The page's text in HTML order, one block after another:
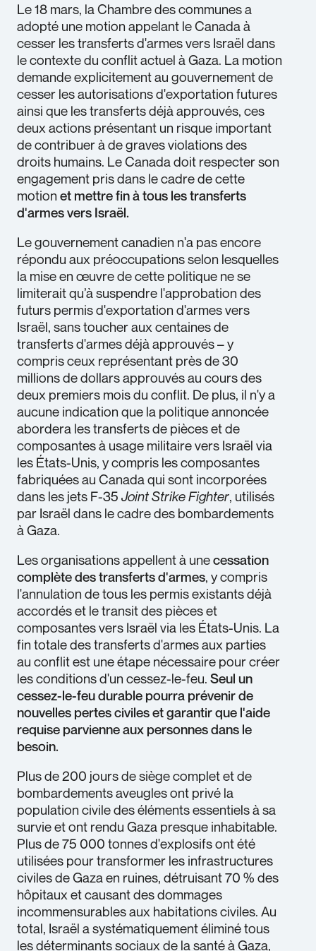
Le 18 mars, la Chambre des communes a
adopté une motion appelant le Canada à
cesser les transferts d'armes vers Israël dans
le contexte du conflit actuel à Gaza. La motion
demande explicitement au gouvernement de
cesser les autorisations d'exportation futures
ainsi que les transferts déjà approuvés, ces
deux actions présentant un risque important
de contribuer à de graves violations des
droits humains. Le Canada doit respecter son
engagement pris dans le cadre de cette
motion et mettre fin à tous les transferts
d'armes vers Israël.
Le gouvernement canadien n'a pas encore
répondu aux préoccupations selon lesquelles
la mise en œuvre de cette politique ne se
limiterait qu’à suspendre l'approbation des
futurs permis d'exportation d'armes vers
Israël, sans toucher aux centaines de
transferts d'armes déjà approuvés – y
compris ceux représentant près de 30
millions de dollars approuvés au cours des
deux premiers mois du conflit. De plus, il n'y a
aucune indication que la politique annoncée
abordera les transferts de pièces et de
composantes à usage militaire vers Israël via
les États-Unis, y compris les composantes
fabriquées au Canada qui sont incorporées
dans les jets F-35 Joint Strike Fighter, utilisés
par Israël dans le cadre des bombardements
à Gaza.
Les organisations appellent à unecessation
complète des transferts d'armes, y compris
l'annulation de tous les permis existants déjà
accordés et le transit des pièces et
composantes vers Israël via les États-Unis. La
fin totale des transferts d'armes aux parties
au conflit est une étape nécessaire pour créer
les conditions d'un cessez-le-feu. Seul un
cessez-le-feu durable pourra prévenir de
nouvelles pertes civiles et garantir que l'aide
requise parvienne aux personnes dans le
besoin.
Plus de 200 jours de siège complet et de
bombardements aveugles ont privé la
population civile des éléments essentiels à sa
survie et ont rendu Gaza presque inhabitable.
Plus de 75 000 tonnes d'explosifs ont été
utilisées pour transformer les infrastructures
civiles de Gaza en ruines, détruisant 70 % des
hôpitaux et causant des dommages
incommensurables aux habitations civiles. Au
total, Israël a systématiquement éliminé tous
les déterminants sociaux de la santé à Gaza,